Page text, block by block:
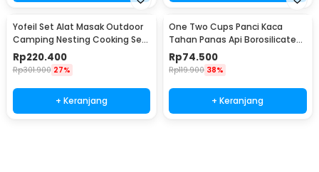
Yofeil Set Alat Masak Outdoor
Camping Nesting Cooking Set
Aluminium - DS-308
Rp220.400
Rp301.900 27%
+ Keranjang
One Two Cups Panci Kaca
Tahan Panas Api Borosilicate
Cooking Pot 15cm - U-70
Rp74.500
Rp119.900 38%
+ Keranjang